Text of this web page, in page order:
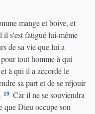
mange et boive, et
il s'est fatigué lui-même
de sa vie que lui a
tout homme à qui
à qui il a accordé le
sa part et de se réjouir
19 Car il ne se souviendra
que Dieu occupe son